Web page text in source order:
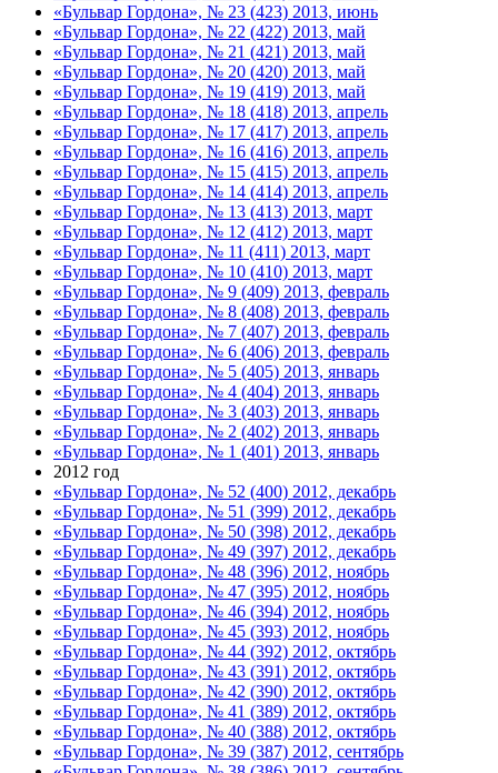
«Бульвар Гордона», № 23 (423) 2013, июнь
«Бульвар Гордона», № 22 (422) 2013, май
«Бульвар Гордона», № 21 (421) 2013, май
«Бульвар Гордона», № 20 (420) 2013, май
«Бульвар Гордона», № 19 (419) 2013, май
«Бульвар Гордона», № 18 (418) 2013, апрель
«Бульвар Гордона», № 17 (417) 2013, апрель
«Бульвар Гордона», № 16 (416) 2013, апрель
«Бульвар Гордона», № 15 (415) 2013, апрель
«Бульвар Гордона», № 14 (414) 2013, апрель
«Бульвар Гордона», № 13 (413) 2013, март
«Бульвар Гордона», № 12 (412) 2013, март
«Бульвар Гордона», № 11 (411) 2013, март
«Бульвар Гордона», № 10 (410) 2013, март
«Бульвар Гордона», № 9 (409) 2013, февраль
«Бульвар Гордона», № 8 (408) 2013, февраль
«Бульвар Гордона», № 7 (407) 2013, февраль
«Бульвар Гордона», № 6 (406) 2013, февраль
«Бульвар Гордона», № 5 (405) 2013, январь
«Бульвар Гордона», № 4 (404) 2013, январь
«Бульвар Гордона», № 3 (403) 2013, январь
«Бульвар Гордона», № 2 (402) 2013, январь
«Бульвар Гордона», № 1 (401) 2013, январь
2012 год
«Бульвар Гордона», № 52 (400) 2012, декабрь
«Бульвар Гордона», № 51 (399) 2012, декабрь
«Бульвар Гордона», № 50 (398) 2012, декабрь
«Бульвар Гордона», № 49 (397) 2012, декабрь
«Бульвар Гордона», № 48 (396) 2012, ноябрь
«Бульвар Гордона», № 47 (395) 2012, ноябрь
«Бульвар Гордона», № 46 (394) 2012, ноябрь
«Бульвар Гордона», № 45 (393) 2012, ноябрь
«Бульвар Гордона», № 44 (392) 2012, октябрь
«Бульвар Гордона», № 43 (391) 2012, октябрь
«Бульвар Гордона», № 42 (390) 2012, октябрь
«Бульвар Гордона», № 41 (389) 2012, октябрь
«Бульвар Гордона», № 40 (388) 2012, октябрь
«Бульвар Гордона», № 39 (387) 2012, сентябрь